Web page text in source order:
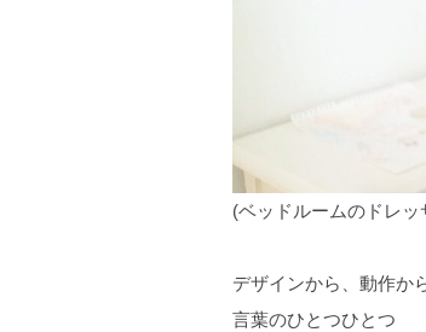
(ベッドルームのドレ
デザインから、動作か
言葉のひとつひとつ